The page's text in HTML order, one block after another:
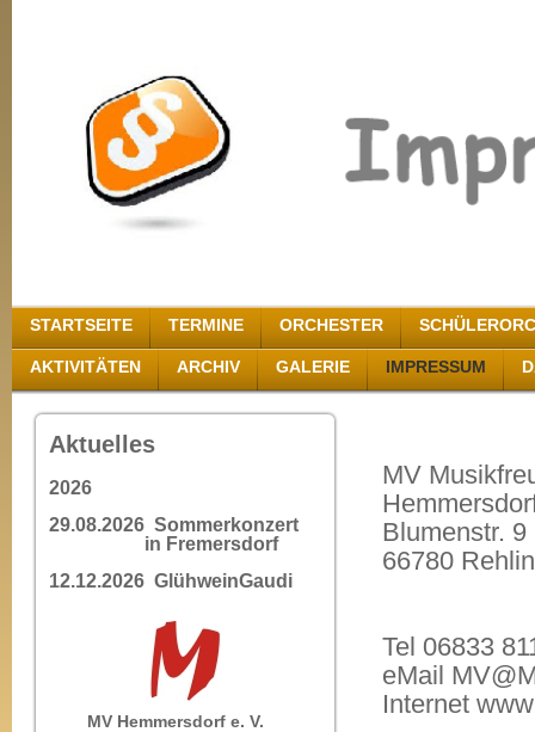
STARTSEITE TERMINE ORCHESTER
AKTIVITÄTEN ARCHIV GALERIE IMPRESSUM
Aktuelles
2026
29.08.2026 Sommerkonzert
in Fremersdorf
12.12.2026 GlühweinGaudi
MV Hemmersdorf e. V.
MV
Blumenstr. 9
66780
Tel 06833
eMail
Internet